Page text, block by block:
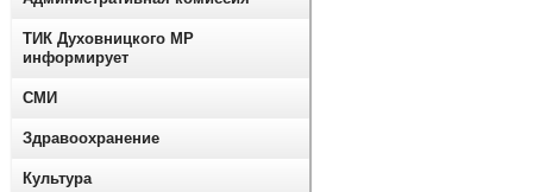
ТИК Духовницкого МР
информирует
СМИ
Здравоохранение
Культура